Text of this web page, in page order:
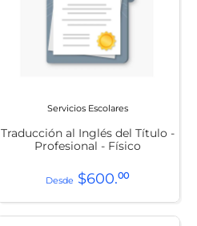
Servicios Escolares
Traducción al Inglés del Título -
Profesional - Físico
$600.00